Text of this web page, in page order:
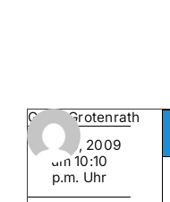
GeorgGrotenrath
Juli 14, 2009
um 10:10
p.m. Uhr